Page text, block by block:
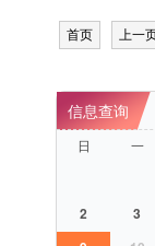
日
一
2
3
首页 上一